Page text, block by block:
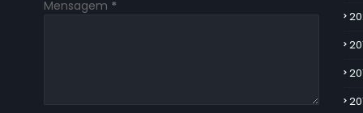
Mensagem *